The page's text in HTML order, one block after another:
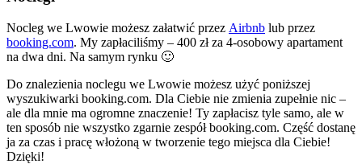
Nocleg we Lwowie możesz załatwić przez Airbnb lub przez
booking.com. My zapłaciliśmy – 400 zł za 4-osobowy apartament
na dwa dni. Na samym rynku 🙂
Do znalezienia noclegu we Lwowie możesz użyć poniższej
wyszukiwarki booking.com. Dla Ciebie nie zmienia zupełnie nic –
ale dla mnie ma ogromne znaczenie! Ty zapłacisz tyle samo, ale w
ten sposób nie wszystko zgarnie zespół booking.com. Część dostanę
ja za czas i pracę włożoną w tworzenie tego miejsca dla Ciebie!
Dzięki!